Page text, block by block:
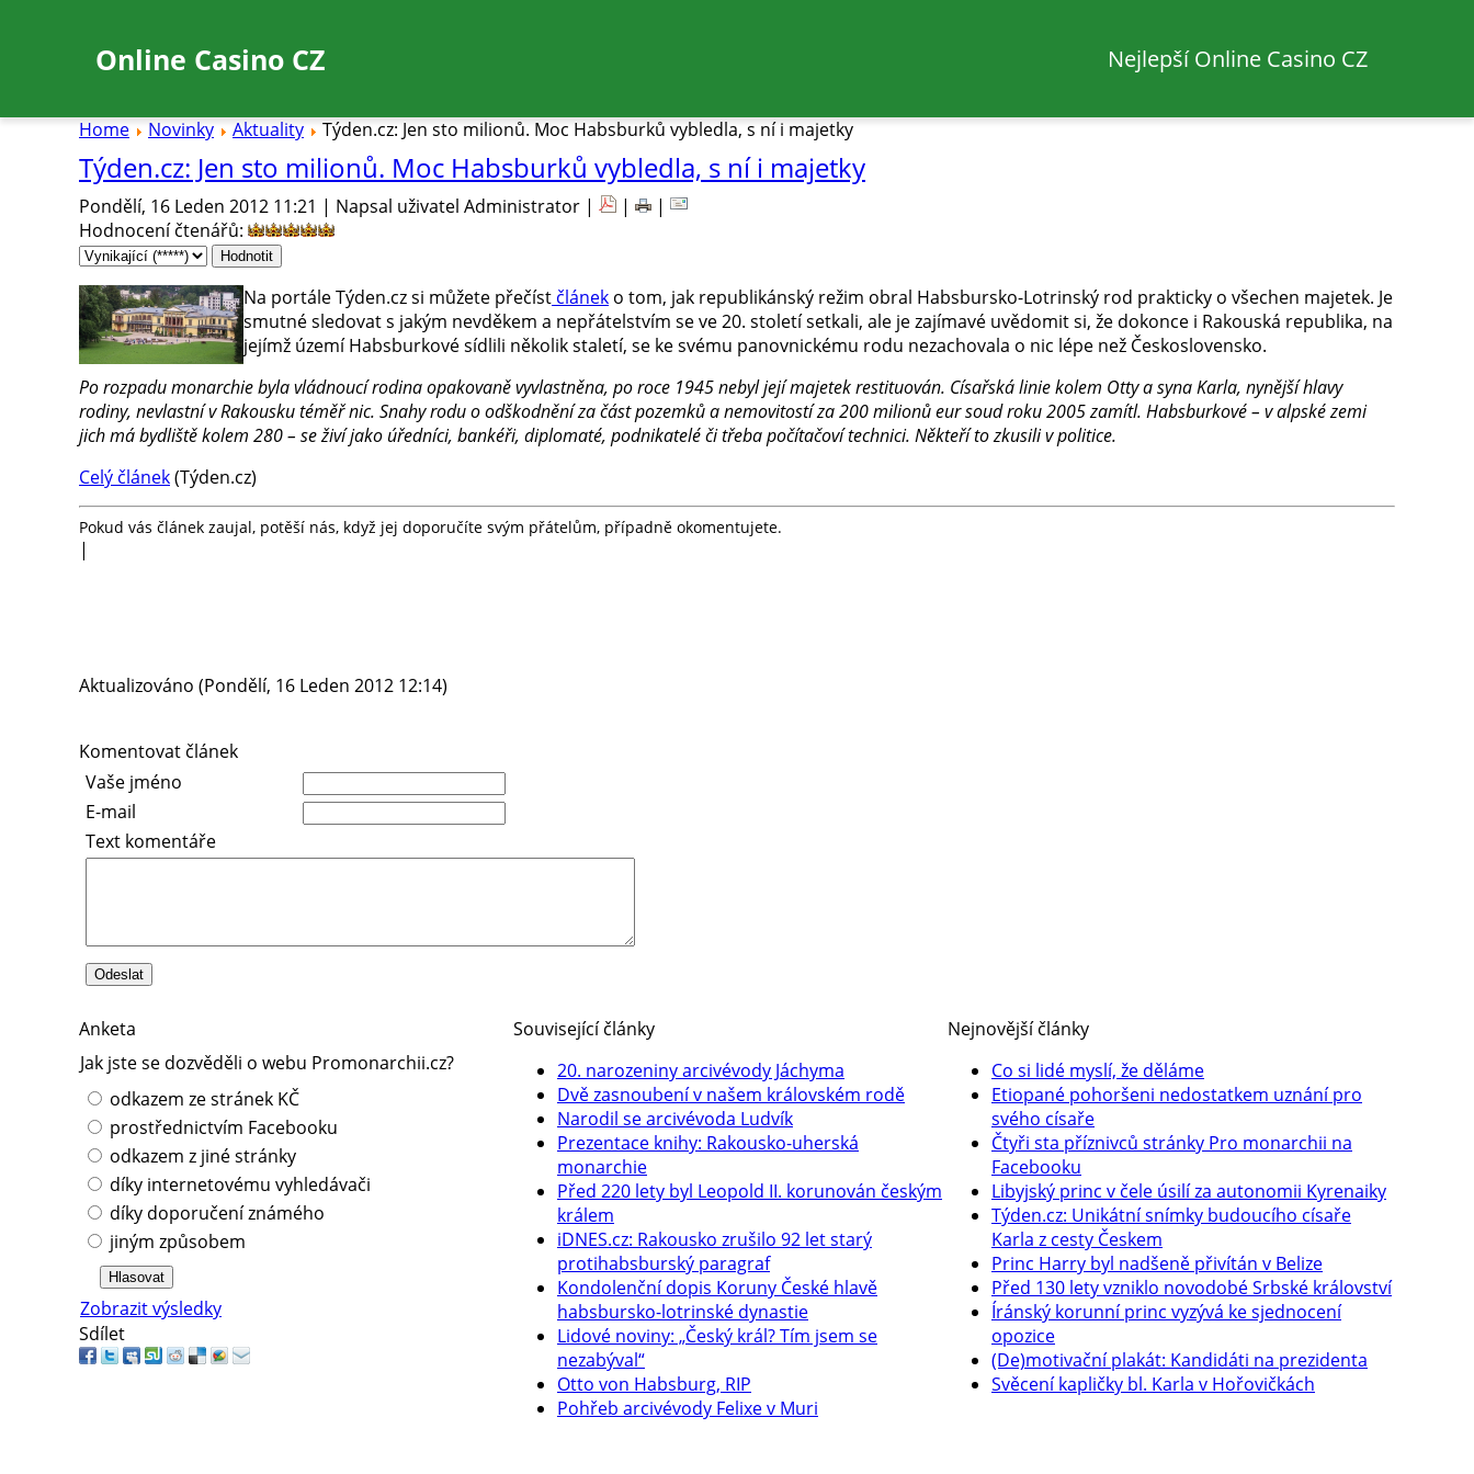
Online Casino CZ Nejlepší Online Casino CZ
Home Novinky Aktuality Týden.cz: Jen sto milionů. Moc Habsburků vybledla, s ní i majetky
Týden.cz: Jen sto milionů. Moc Habsburků vybledla, s ní i majetky
Pondělí, 16 Leden 2012 11:21 | Napsal uživatel Administrator | |
|
Hodnocení čtenářů:
Na portále Týden.cz si můžete přečíst článek o tom, jak republikánský režim obral Habsbursko-Lotrinský rod prakticky o všechen majetek. Je
smutné sledovat s jakým nevděkem a nepřátelstvím se ve 20. století setkali, ale je zajímavé uvědomit si, že dokonce i Rakouská republika, na
jejímž území Habsburkové sídlili několik staletí, se ke svému panovnickému rodu nezachovala o nic lépe než Československo.
Po rozpadu monarchie byla vládnoucí rodina opakovaně vyvlastněna, po roce 1945 nebyl její majetek restituován. Císařská linie kolem Otty a syna Karla, nynější hlavy
rodiny, nevlastní v Rakousku téměř nic. Snahy rodu o odškodnění za část pozemků a nemovitostí za 200 milionů eur soud roku 2005 zamítl. Habsburkové – v alpské zemi
jich má bydliště kolem 280 – se živí jako úředníci, bankéři, diplomaté, podnikatelé či třeba počítačoví technici. Někteří to zkusili v politice.
Celý článek(Týden.cz)
Pokud vás článek zaujal, potěší nás, když jej doporučíte svým přátelům, případně okomentujete.
|
Aktualizováno (Pondělí, 16 Leden 2012 12:14)
Komentovat článek
Vaše jméno
E-mail
Text komentáře
Anketa
Jak jste se dozvěděli o webu Promonarchii.cz?
odkazem ze stránek KČ
prostřednictvím Facebooku
odkazem z jiné stránky
díky internetovému vyhledávači
díky doporučení známého
jiným způsobem
Zobrazit výsledky
Sdílet
Související články
20. narozeniny arcivévody Jáchyma
Dvě zasnoubení v našem královském rodě
Narodil se arcivévoda Ludvík
Prezentace knihy: Rakousko-uherská
monarchie
Před 220 lety byl Leopold II. korunován českým
králem
iDNES.cz: Rakousko zrušilo 92 let starý
protihabsburský paragraf
Kondolenční dopis Koruny České hlavě
habsbursko-lotrinské dynastie
Lidové noviny: „Český král? Tím jsem se
nezabýval“
Otto von Habsburg, RIP
Pohřeb arcivévody Felixe v Muri
Nejnovější články
Co si lidé myslí, že děláme
Etiopané pohoršeni nedostatkem uznání pro
svého císaře
Čtyři sta příznivců stránky Pro monarchii na
Facebooku
Libyjský princ v čele úsilí za autonomii Kyrenaiky
Týden.cz: Unikátní snímky budoucího císaře
Karla z cesty Českem
Princ Harry byl nadšeně přivítán v Belize
Před 130 lety vzniklo novodobé Srbské království
Íránský korunní princ vyzývá ke sjednocení
opozice
(De)motivační plakát: Kandidáti na prezidenta
Svěcení kapličky bl. Karla v Hořovičkách